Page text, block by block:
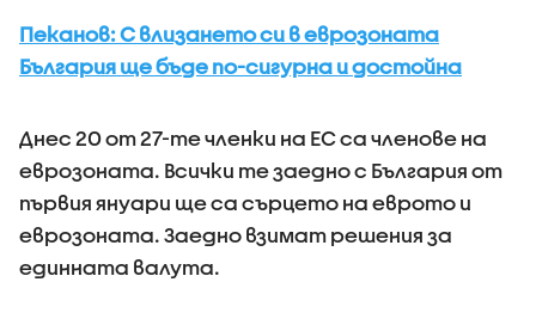
Пеканов: С влизането си в еврозоната
България ще бъде по-сигурна и достойна
Днес 20 от 27-те членки на ЕС са членове на
еврозоната. Всички те заедно с България от
първия януари ще са сърцето на еврото и
еврозоната. Заедно взимат решения за
единната валута.